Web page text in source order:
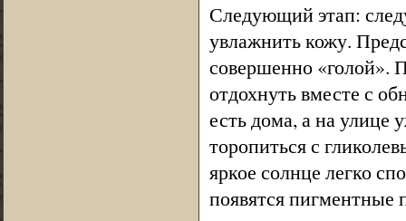
Следующий этап:
увлажнить кожу.
совершенно «голой».
отдохнуть вместе с
есть дома, а на улице
торопиться с
яркое солнце легко
появятся пигментные